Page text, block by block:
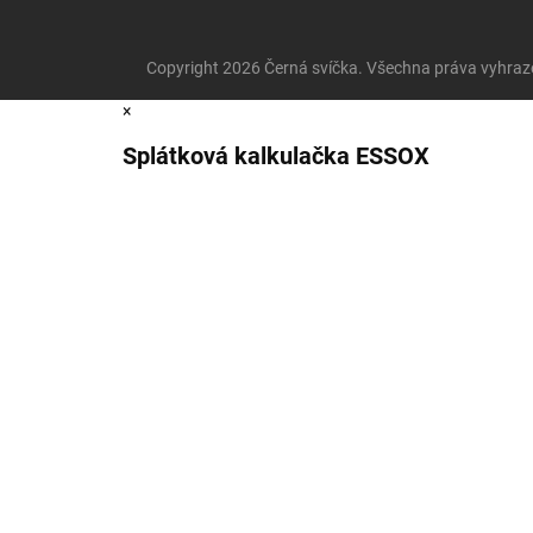
Copyright 2026 Černá svíčka. Všechna práva
×
Splátková kalkulačka ESSOX